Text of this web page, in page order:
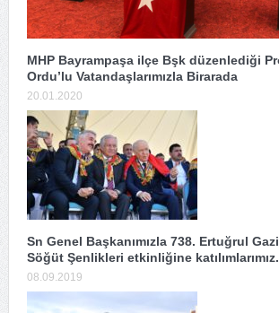
MHP Bayrampaşa ilçe Bşk düzenlediği
Ordu’lu Vatandaşlarımızla Birarada
20.01.2020
Sn Genel Başkanımızla 738. Ertuğrul
Söğüt Şenlikleri etkinliğine katılımlarımız.
08.09.2019